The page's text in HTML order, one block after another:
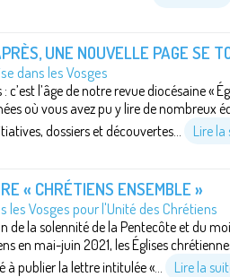
UNE NOUVELLE PAGE SE
dans les Vosges
c’est l’âge de notre revue diocésaine «
où vous avez pu y lire de nombreux
dossiers et découvertes...
Lire la
« CHRÉTIENS ENSEMBLE »
les Vosges pour l'Unité des Chrétiens
de la solennité de la Pentecôte et du
en mai-juin 2021, les Églises
à publier la lettre intitulée «...
Lire la